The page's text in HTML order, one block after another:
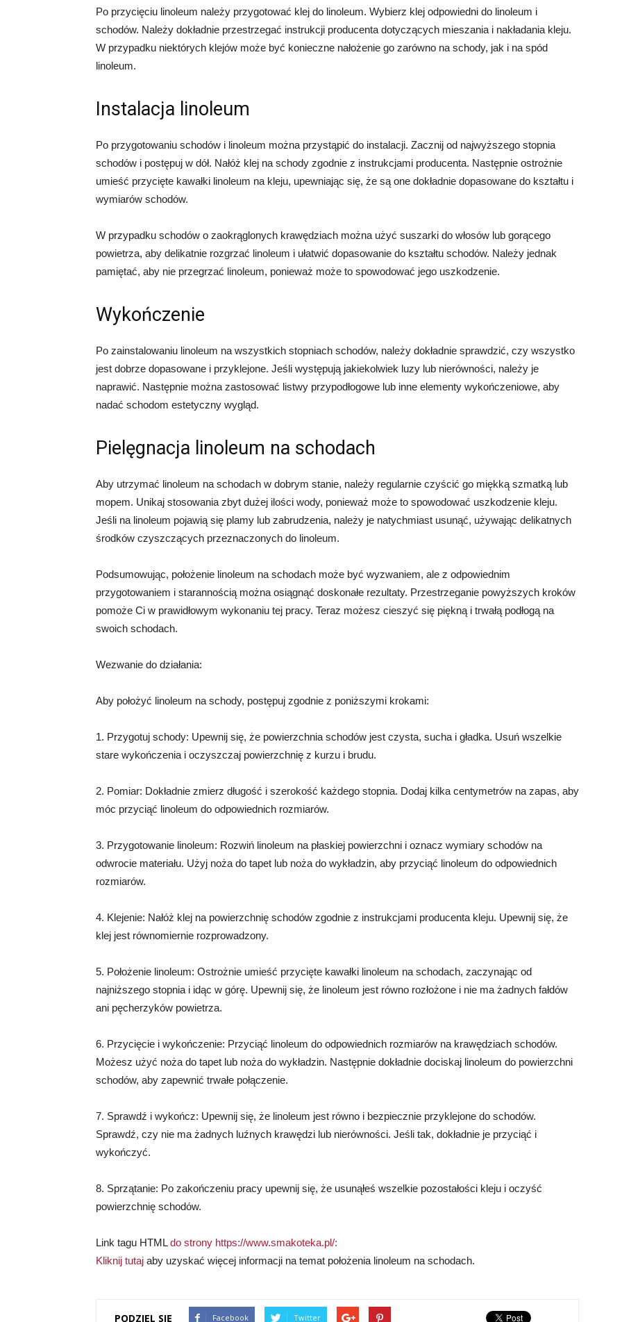
Po przycięciu linoleum należy przygotować klej do linoleum. Wybierz klej odpowiedni do linoleum i
schodów. Należy dokładnie przestrzegać instrukcji producenta dotyczących mieszania i nakładania kleju.
W przypadku niektórych klejów może być konieczne nałożenie go zarówno na schody, jak i na spód
linoleum.
Instalacja linoleum
Po przygotowaniu schodów i linoleum można przystąpić do instalacji. Zacznij od najwyższego stopnia
schodów i postępuj w dół. Nałóż klej na schody zgodnie z instrukcjami producenta. Następnie ostrożnie
umieść przycięte kawałki linoleum na kleju, upewniając się, że są one dokładnie dopasowane do kształtu i
wymiarów schodów.
W przypadku schodów o zaokrąglonych krawędziach można użyć suszarki do włosów lub gorącego
powietrza, aby delikatnie rozgrzać linoleum i ułatwić dopasowanie do kształtu schodów. Należy jednak
pamiętać, aby nie przegrzać linoleum, ponieważ może to spowodować jego uszkodzenie.
Wykończenie
Po zainstalowaniu linoleum na wszystkich stopniach schodów, należy dokładnie sprawdzić, czy wszystko
jest dobrze dopasowane i przyklejone. Jeśli występują jakiekolwiek luzy lub nierówności, należy je
naprawić. Następnie można zastosować listwy przypodłogowe lub inne elementy wykończeniowe, aby
nadać schodom estetyczny wygląd.
Pielęgnacja linoleum na schodach
Aby utrzymać linoleum na schodach w dobrym stanie, należy regularnie czyścić go miękką szmatką lub
mopem. Unikaj stosowania zbyt dużej ilości wody, ponieważ może to spowodować uszkodzenie kleju.
Jeśli na linoleum pojawią się plamy lub zabrudzenia, należy je natychmiast usunąć, używając delikatnych
środków czyszczących przeznaczonych do linoleum.
Podsumowując, położenie linoleum na schodach może być wyzwaniem, ale z odpowiednim
przygotowaniem i starannością można osiągnąć doskonałe rezultaty. Przestrzeganie powyższych kroków
pomoże Ci w prawidłowym wykonaniu tej pracy. Teraz możesz cieszyć się piękną i trwałą podłogą na
swoich schodach.
Wezwanie do działania:
Aby położyć linoleum na schody, postępuj zgodnie z poniższymi krokami:
1. Przygotuj schody: Upewnij się, że powierzchnia schodów jest czysta, sucha i gładka. Usuń wszelkie
stare wykończenia i oczyszczaj powierzchnię z kurzu i brudu.
2. Pomiar: Dokładnie zmierz długość i szerokość każdego stopnia. Dodaj kilka centymetrów na zapas, aby
móc przyciąć linoleum do odpowiednich rozmiarów.
3. Przygotowanie linoleum: Rozwiń linoleum na płaskiej powierzchni i oznacz wymiary schodów na
odwrocie materiału. Użyj noża do tapet lub noża do wykładzin, aby przyciąć linoleum do odpowiednich
rozmiarów.
4. Klejenie: Nałóż klej na powierzchnię schodów zgodnie z instrukcjami producenta kleju. Upewnij się, że
klej jest równomiernie rozprowadzony.
5. Położenie linoleum: Ostrożnie umieść przycięte kawałki linoleum na schodach, zaczynając od
najniższego stopnia i idąc w górę. Upewnij się, że linoleum jest równo rozłożone i nie ma żadnych fałdów
ani pęcherzyków powietrza.
6. Przycięcie i wykończenie: Przyciąć linoleum do odpowiednich rozmiarów na krawędziach schodów.
Możesz użyć noża do tapet lub noża do wykładzin. Następnie dokładnie dociskaj linoleum do powierzchni
schodów, aby zapewnić trwałe połączenie.
7. Sprawdź i wykończ: Upewnij się, że linoleum jest równo i bezpiecznie przyklejone do schodów.
Sprawdź, czy nie ma żadnych luźnych krawędzi lub nierówności. Jeśli tak, dokładnie je przyciąć i
wykończyć.
8. Sprzątanie: Po zakończeniu pracy upewnij się, że usunąłeś wszelkie pozostałości kleju i oczyść
powierzchnię schodów.
Link tagu HTMLdo strony https://www.smakoteka.pl/:
Kliknij tutaj aby uzyskać więcej informacji na temat położenia linoleum na schodach.
PODZIEL SIĘ Facebook Twitter